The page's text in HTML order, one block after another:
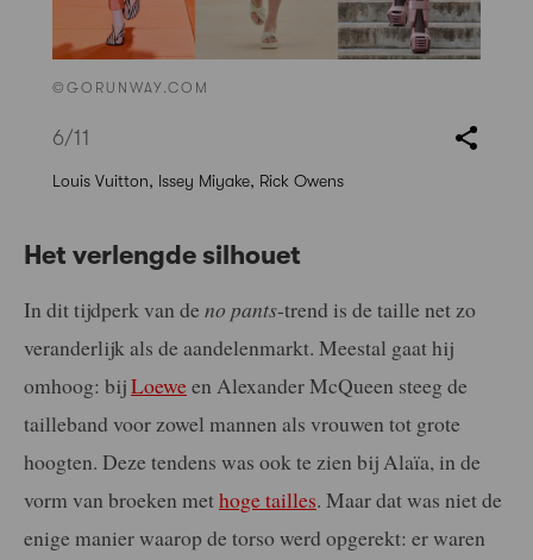
©GORUNWAY.COM
6/11
Louis Vuitton, Issey Miyake, Rick Owens
Het verlengde silhouet
In dit tijdperk van de no pants-trend is de taille net zo
veranderlijk als de aandelenmarkt. Meestal gaat hij
omhoog: bijLoeween Alexander McQueen steeg de
tailleband voor zowel mannen als vrouwen tot grote
hoogten. Deze tendens was ook te zien bij Alaïa, in de
vorm van broeken methoge tailles. Maar dat was niet de
enige manier waarop de torso werd opgerekt: er waren